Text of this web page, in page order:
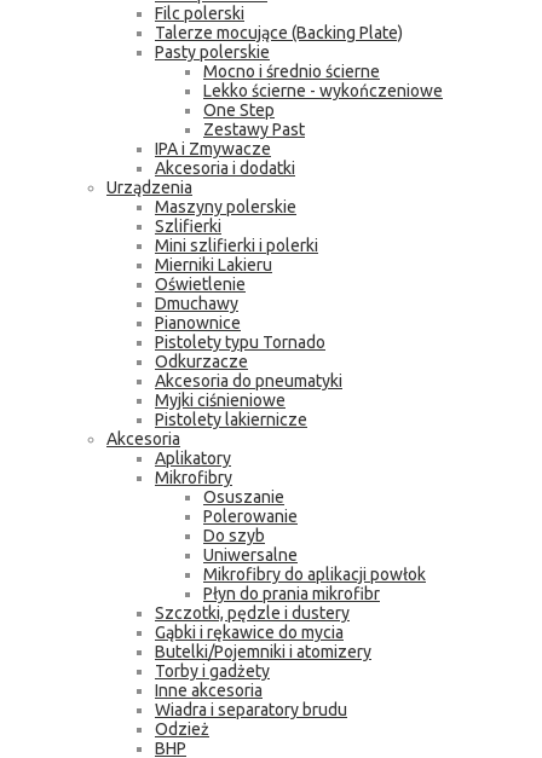
Filc polerski
Talerze mocujące (Backing Plate)
Pasty polerskie
Mocno i średnio ścierne
Lekko ścierne - wykończeniowe
One Step
Zestawy Past
IPA i Zmywacze
Akcesoria i dodatki
Urządzenia
Maszyny polerskie
Szlifierki
Mini szlifierki i polerki
Mierniki Lakieru
Oświetlenie
Dmuchawy
Pianownice
Pistolety typu Tornado
Odkurzacze
Akcesoria do pneumatyki
Myjki ciśnieniowe
Pistolety lakiernicze
Akcesoria
Aplikatory
Mikrofibry
Osuszanie
Polerowanie
Do szyb
Uniwersalne
Mikrofibry do aplikacji powłok
Płyn do prania mikrofibr
Szczotki, pędzle i dustery
Gąbki i rękawice do mycia
Butelki/Pojemniki i atomizery
Torby i gadżety
Inne akcesoria
Wiadra i separatory brudu
Odzież
BHP